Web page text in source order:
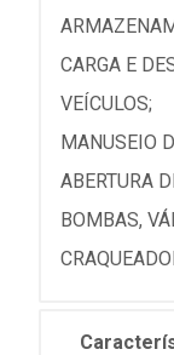
CARGA E
VEÍCULOS;
MANUSEIO
ABERTURA
BOMBAS,